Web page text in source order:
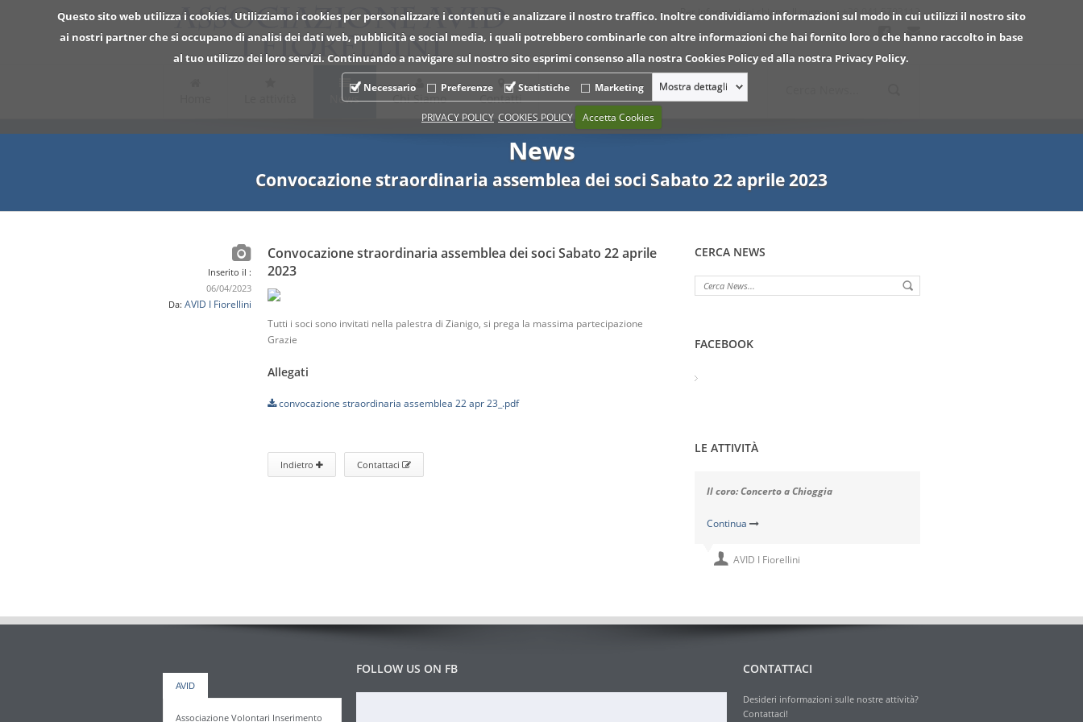
Questo sito web utilizza i cookies. Utilizziamo i cookies per personalizzare i contenuti e analizzare il nostro traffico. Inoltre condividiamo informazioni sul modo in cui utilizzi il nostro sito
ai nostri partner che si occupano di analisi dei dati web, pubblicità e social media, i quali potrebbero combinarle con altre informazioni che hai fornito loro o che hanno raccolto in base
al tuo utilizzo dei loro servizi. Continuando a navigare sul nostro sito esprimi consenso alla nostra Cookies Policy ed alla nostra Privacy Policy.
Necessario Preferenze Statistiche Marketing Mostra dettagli
PRIVACY POLICY COOKIES POLICY Accetta Cookies
Per informazioni chiama ll numero : +39 041 5703112
News Chi Siamo Contatti
News
Convocazione straordinaria assemblea dei soci Sabato 22 aprile 2023
Inserito il :
06/04/2023
Da: AVID I Fiorellini
Convocazione straordinaria assemblea dei soci Sabato 22 aprile
2023
Tutti i soci sono invitati nella palestra di Zianigo, si prega la massima partecipazione
Grazie
Allegati
convocazione straordinaria assemblea 22 apr 23_.pdf
Indietro Contattaci
CERCA NEWS
FACEBOOK
LE ATTIVITÀ
Il coro: Concerto a Chioggia
Continua
AVID I Fiorellini
AVID
Associazione Volontari Inserimento
FOLLOW US ON FB CONTATTACI
Desideri informazioni sulle nostre attività?
Contattaci!